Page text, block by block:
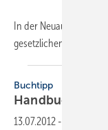
In der Neuausgabe
gesetzlichen
Buchtipp
Handbuch für
13.07.2012 -